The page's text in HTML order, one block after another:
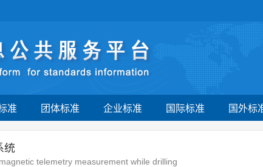
准 团体标准 企业标准 国际标准 国外标
统
telemetry measurement while drilling